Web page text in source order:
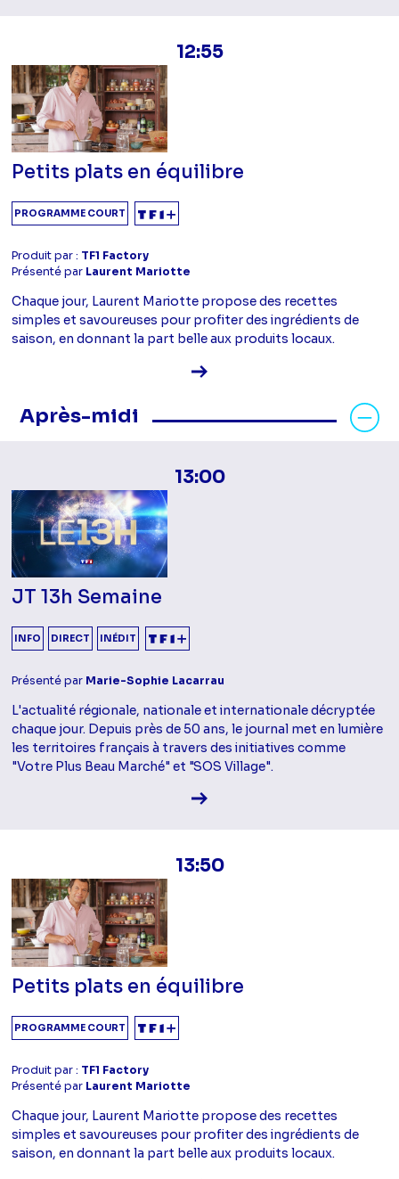
12:55
Petits plats en équilibre
PROGRAMME COURT
Produit par : TF1 Factory
Présenté par Laurent Mariotte
Chaque jour, Laurent Mariotte propose des recettes
simples et savoureuses pour profiter des ingrédients de
saison, en donnant la part belle aux produits locaux.
Voir la fiche diffusion
Après-midi
Masquer les programmes Après-
13:00
JT 13h Semaine
INFO DIRECT INÉDIT
Présenté par Marie-Sophie Lacarrau
L'actualité régionale, nationale et internationale décryptée
chaque jour. Depuis près de 50 ans, le journal met en lumière
les territoires français à travers des initiatives comme
"Votre Plus Beau Marché" et "SOS Village".
Voir la fiche diffusion
13:50
Petits plats en équilibre
PROGRAMME COURT
Produit par : TF1 Factory
Présenté par Laurent Mariotte
Chaque jour, Laurent Mariotte propose des recettes
simples et savoureuses pour profiter des ingrédients de
saison, en donnant la part belle aux produits locaux.